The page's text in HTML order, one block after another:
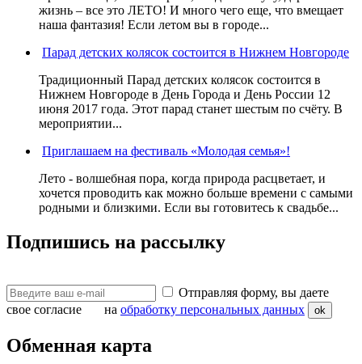
жизнь – все это ЛЕТО! И много чего еще, что вмещает
наша фантазия! Если летом вы в городе...
Парад детских колясок состоится в Нижнем Новгороде
Традиционный Парад детских колясок состоится в
Нижнем Новгороде в День Города и День России 12
июня 2017 года. Этот парад станет шестым по счёту. В
мероприятии...
Приглашаем на фестиваль «Молодая семья»!
Лето - волшебная пора, когда природа расцветает, и
хочется проводить как можно больше времени с самыми
родными и близкими. Если вы готовитесь к свадьбе...
Подпишись на рассылку
Отправляя форму, вы даете
свое согласие на обработку персональных данных ok
Обменная карта